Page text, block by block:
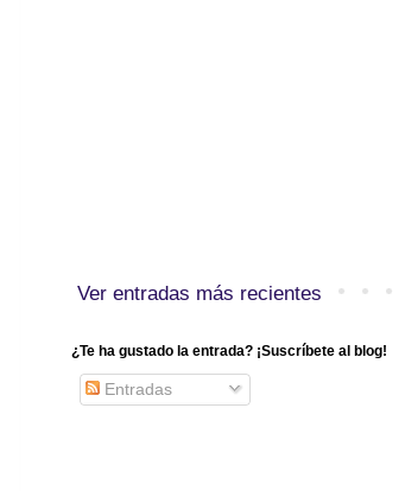
Ver entradas más recientes
¿Te ha gustado la entrada? ¡Suscríbete al blog!
Entradas